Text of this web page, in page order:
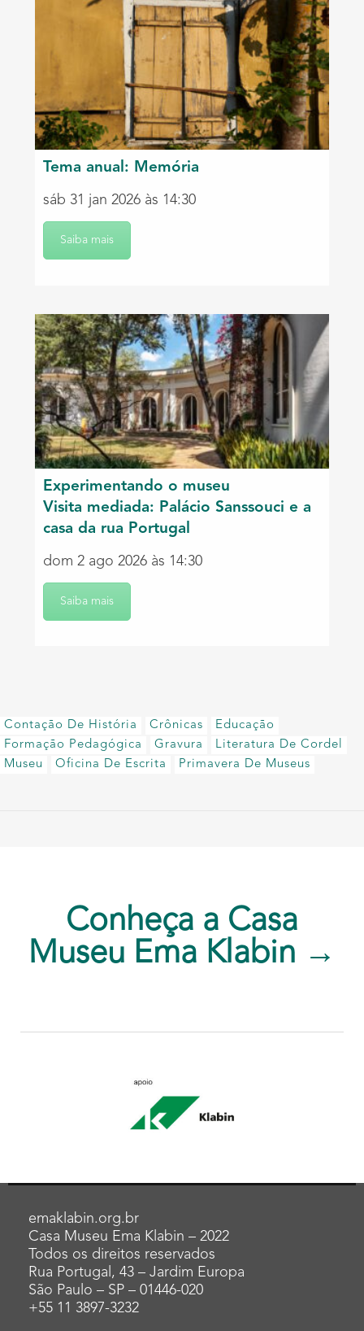
Tema anual: Memória
sáb 31 jan 2026 às 14:30
Saiba mais
Experimentando o museu
Visita mediada: Palácio Sanssouci e a
casa da rua Portugal
dom 2 ago 2026 às 14:30
Saiba mais
Contação De História Crônicas
Educação
Formação Pedagógica
Gravura
Literatura De Cordel
Museu
Oficina De Escrita Primavera De Museus
Conheça a Casa
Museu Ema Klabin →
emaklabin.org.br
Casa Museu Ema Klabin – 2022
Todos os direitos reservados
Rua Portugal, 43 – Jardim Europa
São Paulo – SP – 01446-020
+55 11 3897-3232